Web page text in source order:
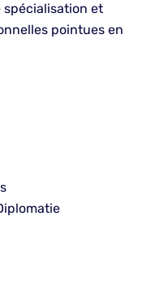
spécialisation et
pointues en